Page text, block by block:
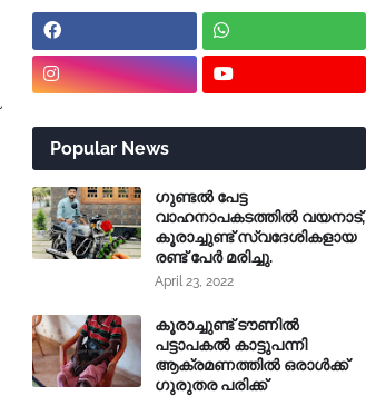
Popular News
ഗുണ്ടൽ പേട്ട
വാഹനാപകടത്തിൽ വയനാട്,
കൂരാച്ചുണ്ട് സ്വദേശികളായ
രണ്ട് പേർ മരിച്ചു.
April 23, 2022
കൂരാച്ചുണ്ട് ടൗണിൽ
പട്ടാപകൽ കാട്ടുപന്നി
ആക്രമണത്തിൽ ഒരാൾക്ക്
ഗുരുതര പരിക്ക്